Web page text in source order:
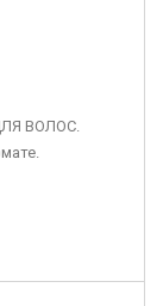
ВОЛОС.